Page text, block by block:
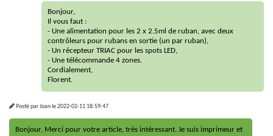
Bonjour,
Il vous faut :
- Une alimentation pour les 2 x 2.5ml de ruban, avec deux
contrôleurs pour rubans en sortie (un par ruban),
- Un récepteur TRIAC pour les spots LED,
- Une télécommande 4 zones.
Cordialement,
Florent.
Posté parJoanle2022-02-11 18:59:47
Bonjour, Merci pour votre article, très intéressant. Je suis imprimeur et